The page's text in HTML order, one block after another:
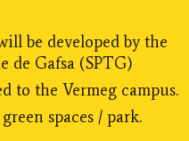
be developed by the
de Gafsa (SPTG)
to the Vermeg campus.
spaces / park.